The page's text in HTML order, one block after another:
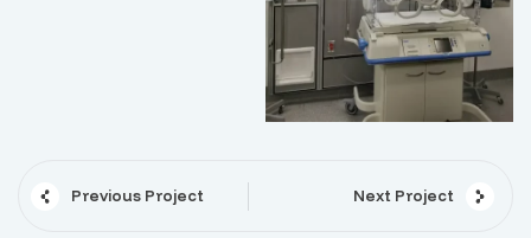
Previous Project Next Project